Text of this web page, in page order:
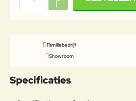
Familiebedrijf
Showroom
Specificaties